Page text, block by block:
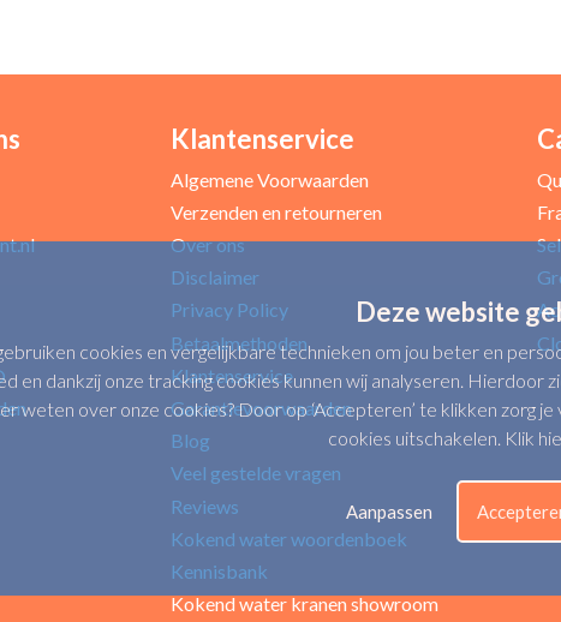
Uw e-mailadres *
Verbeter punten
Klantenservice
Algemene Voorwaarden
Verzenden en retourneren
Over ons
Disclaimer
Privacy Policy
Betaalmethoden
Klantenservice
Garantievoorwaarden
Blog
Veel gestelde vragen
Reviews
Kokend water woordenboek
Kennisbank
Kokend water kranen showroom
Deze website
cookies en vergelijkbare technieken om jou beter en
en dankzij onze tracking cookies kunnen wij analyseren.
weten over onze cookies? Door op ‘Accepteren’ te klikken zorg
cookies uitschakelen. Klik
Aanpassen